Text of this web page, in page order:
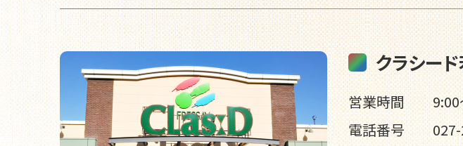
クラシー
営業時間
電話番号